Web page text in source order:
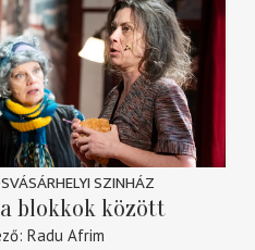
SZINHÁZ
blokkok között
Radu Afrim